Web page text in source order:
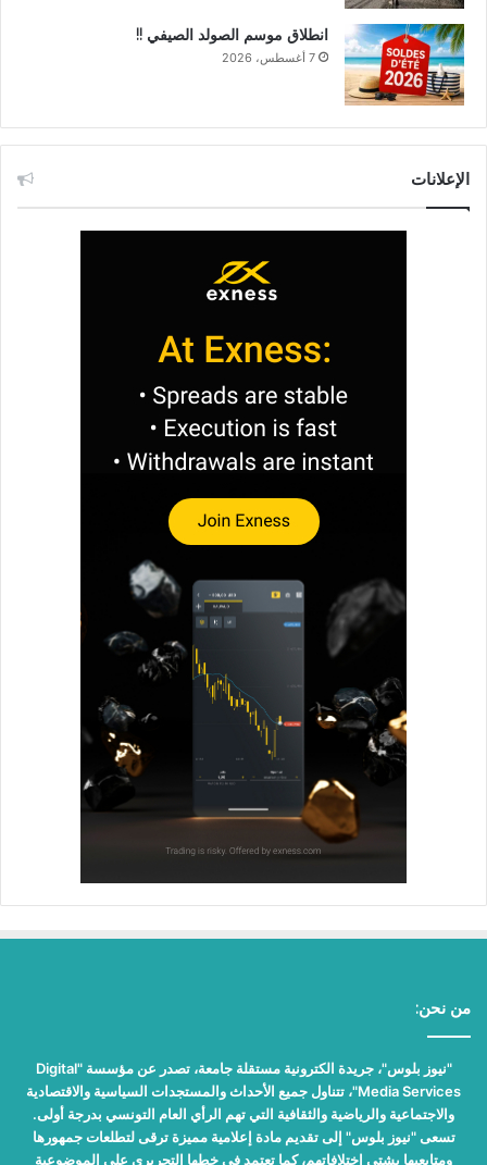
انطلاق موسم الصولد الصيفي !!
7 أغسطس، 2026
الإعلانات
من نحن:
"نيوز بلوس"، جريدة الكترونية مستقلة جامعة، تصدر عن مؤسسة "Digital
Media Services"، تتناول جميع الأحداث والمستجدات السياسية والاقتصادية
والاجتماعية والرياضية والثقافية التي تهم الرأي العام التونسي بدرجة أولى.
تسعى "نيوز بلوس" إلى تقديم مادة إعلامية مميزة ترقى لتطلعات جمهورها
ومتابعيها بشتى اختلافاتهم، كما تعتمد في خطها التحريري على الموضوعية